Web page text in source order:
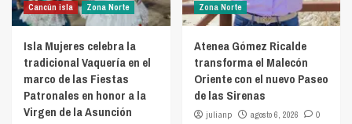
Cancún isla Zona Norte
Isla Mujeres celebra la
tradicional Vaquería en el
marco de las Fiestas
Patronales en honor a la
Virgen de la Asunción
Zona Norte
Atenea Gómez Ricalde
transforma el Malecón
Oriente con el nuevo Paseo
de las Sirenas
julianp agosto 6, 2026 0